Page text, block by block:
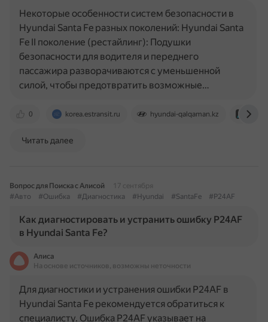
0 korea.estransit.ru hyundai-qalqaman.kz
Некоторые особенности систем безопасности в
Hyundai Santa Fe разных поколений: Hyundai Santa
Fe II поколение (рестайлинг): Подушки
безопасности для водителя и переднего
пассажира разворачиваются с уменьшенной
силой, чтобы предотвратить возможные…
Читать далее
Вопрос для Поиска с Алисой
17 сентября
#Авто
#Ошибка #Диагностика #Hyundai #SantaFe #P24AF
Как диагностировать и устранить ошибку P24AF
в Hyundai Santa Fe?
Алиса
На основе источников, возможны неточности
Для диагностики и устранения ошибки P24AF в
Hyundai Santa Fe рекомендуется обратиться к
специалисту. Ошибка P24AF указывает на